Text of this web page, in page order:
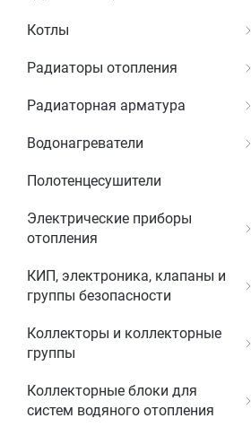
Котлы
Радиаторы отопления
Радиаторная арматура
Водонагреватели
Полотенцесушители
Электрические приборы
отопления
КИП, электроника, клапаны и
группы безопасности
Коллекторы и коллекторные
группы
Коллекторные блоки для
систем водяного отопления